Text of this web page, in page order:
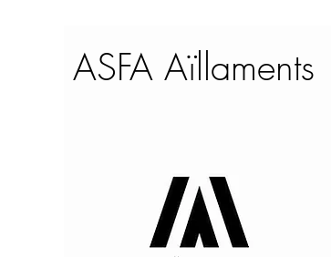
ASFA Aïllaments